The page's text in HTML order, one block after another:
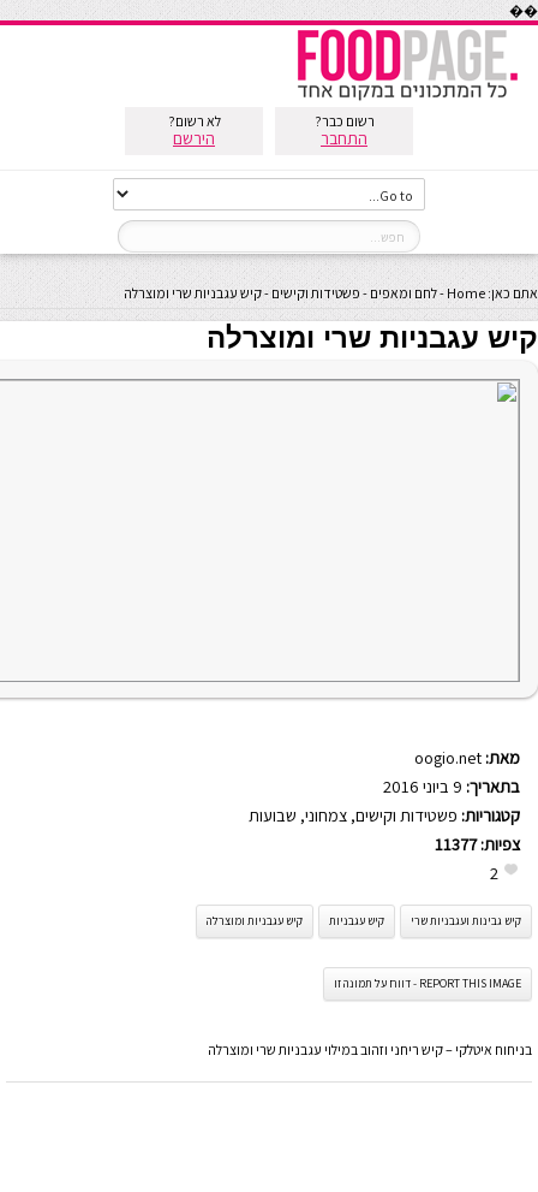
��
רשום כבר?
התחבר
לא רשום?
הירשם
אתם כאן: Home
-לחם ומאפים - פשטידות וקישים -קיש עגבניות שרי ומוצרלה
קיש עגבניות שרי ומוצרלה
מאת: oogio.net
בתאריך:
קטגוריות: פשטידות וקישים, צמחוני, שבועות
צפיות:11377
2
קיש גבינות ועגבניות שרי קיש עגבניות קיש עגבניות ומוצרלה
REPORT THIS IMAGE - דווח על תמונה זו
בניחוח איטלקי – קיש ריחני וזהוב במילוי עגבניות שרי ומוצרלה